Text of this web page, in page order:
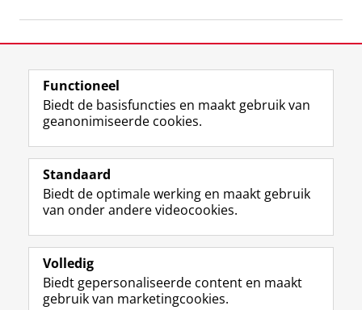
View this page in:English
Volg de RUG
F
a
e
b
o
p
a
L
i
k
e
I
-
p
R
S
-
f
e
R
I
n
t
r
m
Y
o
T
e
k
Studiekiezers
Alumni
Over ons
Functioneel
Biedt de basisfuncties en maakt gebruik van
geanonimiseerde cookies.
Standaard
Biedt de optimale werking en maakt gebruik
van onder andere videocookies.
Volledig
Biedt gepersonaliseerde content en maakt
gebruik van marketingcookies.